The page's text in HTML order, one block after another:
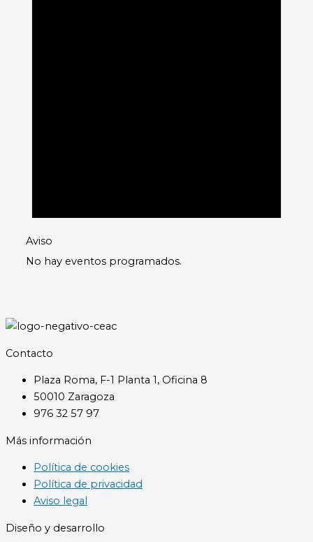
Aviso
No hay eventos programados.
Contacto
Plaza Roma, F-1 Planta 1, Oficina 8
50010 Zaragoza
976 32 57 97
Más información
Política de cookies
Política de privacidad
Aviso legal
Diseño y desarrollo